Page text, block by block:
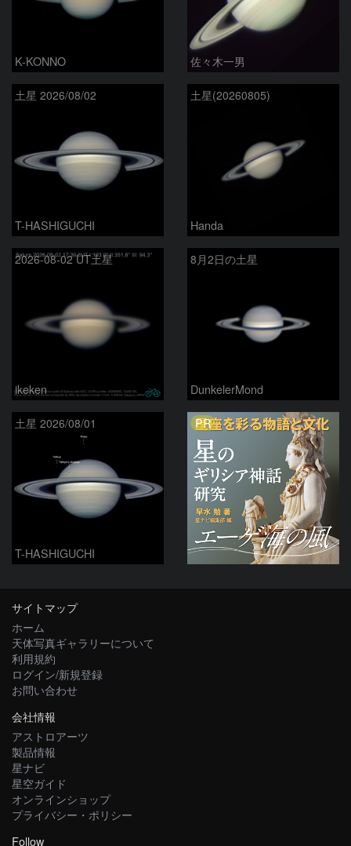
K-KONNO 佐々木一男
土星 2026/08/02
T-HASHIGUCHI
土星(20260805)
Handa
2026-08-02 UT土星
ikeken
8月2日の土星
DunkelerMond
土星 2026/08/01
T-HASHIGUCHI
PR
サイトマップ
ホーム
天体写真ギャラリーについて
利用規約
ログイン/新規登録
お問い合わせ
会社情報
アストロアーツ
製品情報
星ナビ
星空ガイド
オンラインショップ
プライバシー・ポリシー
Follow